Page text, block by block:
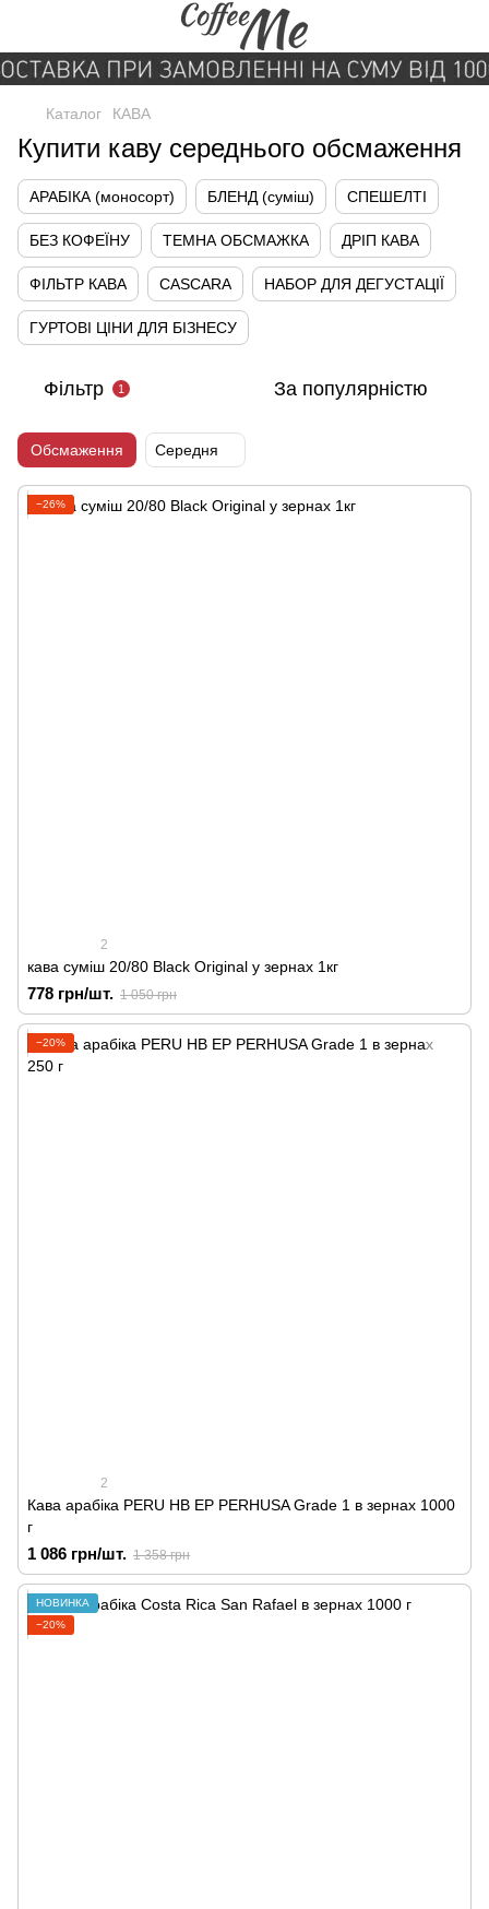
Каталог КАВА
Купити каву середнього обсмаження
АРАБІКА (моносорт) БЛЕНД (суміш) СПЕШЕЛТІ
БЕЗ КОФЕЇНУ ТЕМНА ОБСМАЖКА ДРІП КАВА
ФІЛЬТР КАВА CASCARA НАБОР ДЛЯ ДЕГУСТАЦІЇ
ГУРТОВІ ЦІНИ ДЛЯ БІЗНЕСУ
Фільтр 1 За популярністю
Обсмаження Середня
−26%
2
кава суміш 20/80 Black Original у зернах 1кг
778 грн/шт. 1 050 грн
−20%
2
Кава арабіка PERU HB EP PERHUSA Grade 1 в зернах 1000
г
1 086 грн/шт. 1 358 грн
НОВИНКА
−20%